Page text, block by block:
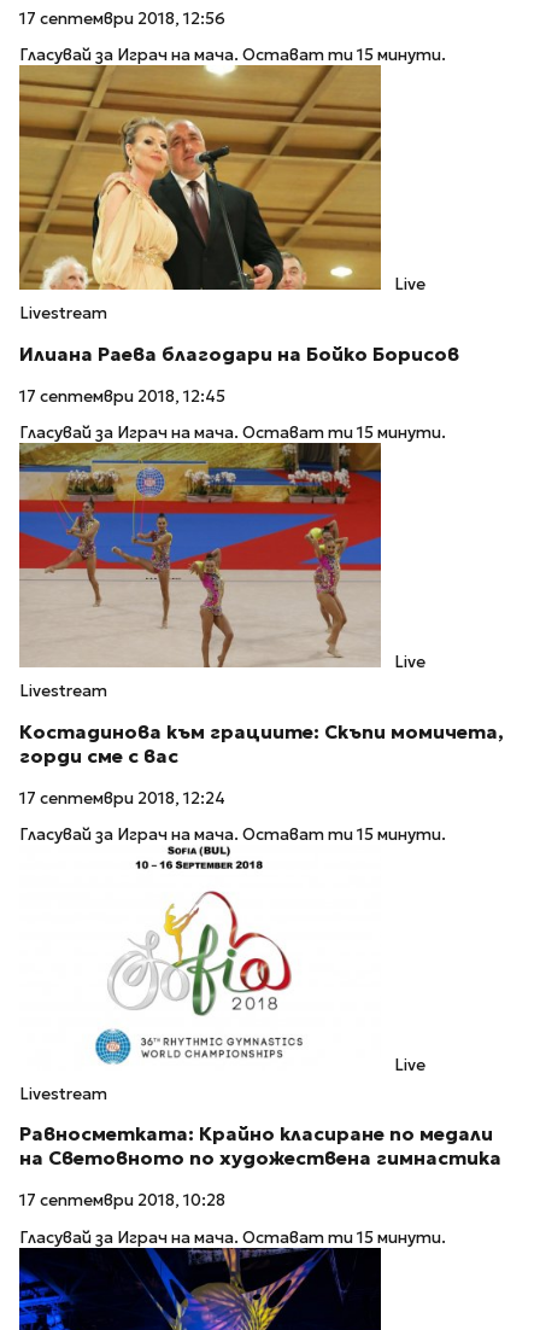
17 септември 2018, 12:56
Гласувай за Играч на мача. Остават ти 15 минути.
Live
Livestream
Илиана Раева благодари на Бойко Борисов
17 септември 2018, 12:45
Гласувай за Играч на мача. Остават ти 15 минути.
Live
Livestream
Костадинова към грациите: Скъпи момичета,
горди сме с вас
17 септември 2018, 12:24
Гласувай за Играч на мача. Остават ти 15 минути.
Live
Livestream
Равносметката: Крайно класиране по медали
на Световното по художествена гимнастика
17 септември 2018, 10:28
Гласувай за Играч на мача. Остават ти 15 минути.